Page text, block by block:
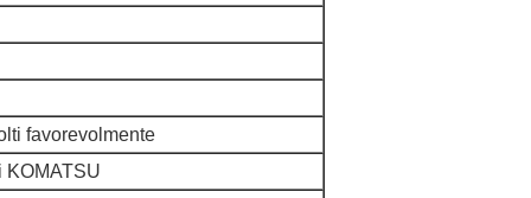
favorevolmente
KOMATSU